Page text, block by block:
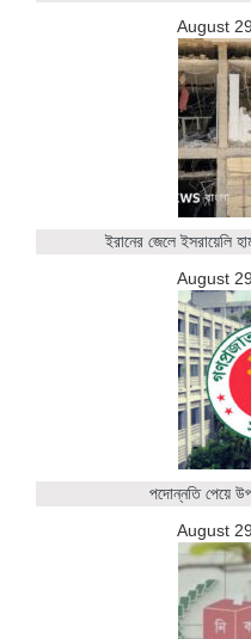
August
ইরানের জেলে ইসরায়েলি
August
পদোন্নতি পেয়ে
August